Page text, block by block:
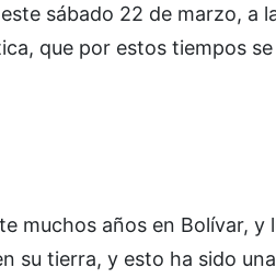
sábado 22 de marzo, a
que por estos tiempos
muchos años en Bolívar, y
su tierra, y esto ha sido